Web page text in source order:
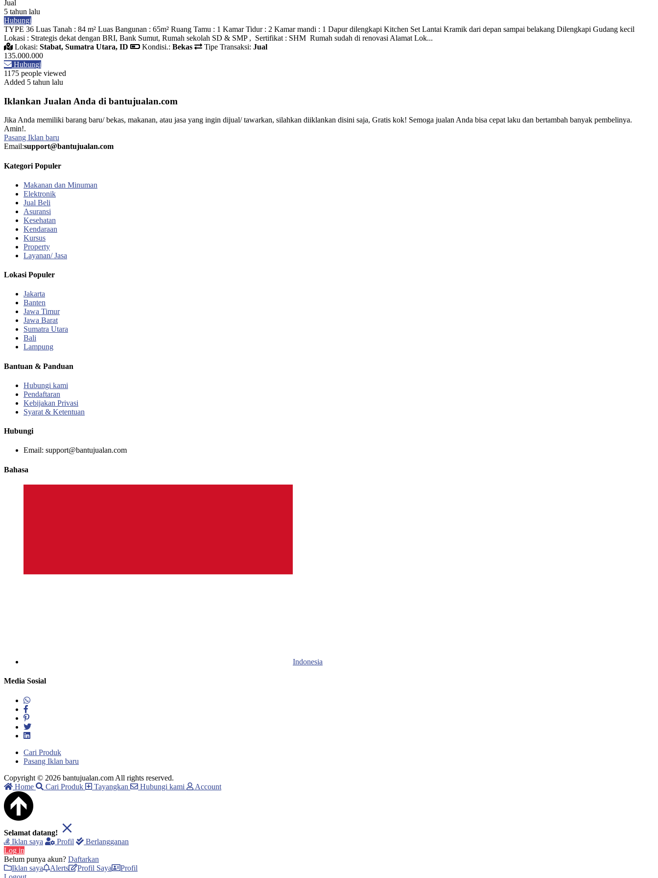
Jual
5 tahun lalu
Hubungi
TYPE 36 Luas Tanah : 84 m² Luas Bangunan : 65m² Ruang Tamu : 1 Kamar Tidur : 2 Kamar mandi : 1 Dapur dilengkapi Kitchen Set Lantai Kramik dari depan sampai belakang Dilengkapi Gudang kecil
Lokasi : Strategis dekat dengan BRI, Bank Sumut, Rumah sekolah SD & SMP , Sertifikat : SHM Rumah sudah di renovasi Alamat Lok...
Lokasi: Stabat, Sumatra Utara, ID Kondisi.: Bekas Tipe Transaksi: Jual
135.000.000
Hubungi
1175 people viewed
Added 5 tahun lalu
Iklankan Jualan Anda di bantujualan.com
Jika Anda memiliki barang baru/ bekas, makanan, atau jasa yang ingin dijual/ tawarkan, silahkan diiklankan disini saja, Gratis kok! Semoga jualan Anda bisa cepat laku dan bertambah banyak pembelinya.
Amin!.
Pasang Iklan baru
Email:support@bantujualan.com
Kategori Populer
Makanan dan Minuman
Elektronik
Jual Beli
Asuransi
Kesehatan
Kendaraan
Kursus
Property
Layanan/ Jasa
Lokasi Populer
Jakarta
Banten
Jawa Timur
Jawa Barat
Sumatra Utara
Bali
Lampung
Bantuan & Panduan
Hubungi kami
Pendaftaran
Kebijakan Privasi
Syarat & Ketentuan
Hubungi
Email: support@bantujualan.com
Bahasa
Indonesia‎
Media Sosial
Cari Produk
Pasang Iklan baru
Copyright © 2026 bantujualan.com All rights reserved.
Home
Cari Produk Tayangkan Hubungi kami Account
Selamat datang!
Iklan saya
Profil
Berlangganan
Log in
Belum punya akun? Daftarkan
Iklan saya
Alerts Profil Saya
Profil